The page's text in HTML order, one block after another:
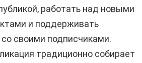
работать над новыми
и поддерживать
своими подписчиками.
традиционно собирает